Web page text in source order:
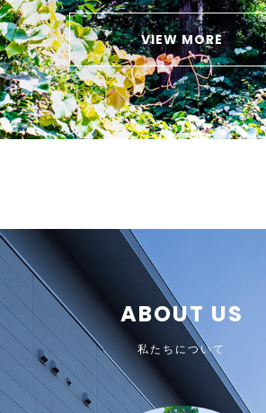
VIEW MORE
ABOUT US
私たちについて